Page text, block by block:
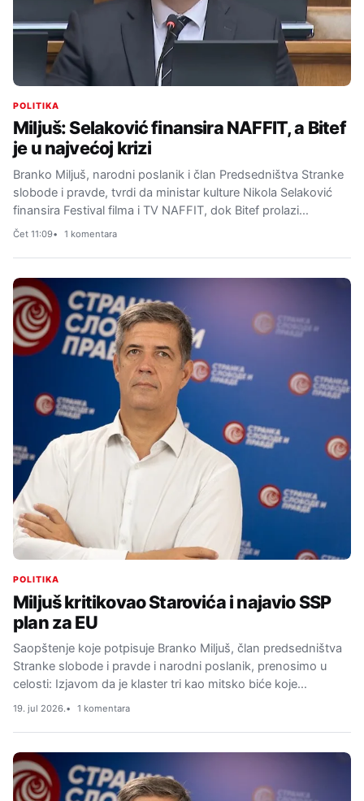
POLITIKA
Miljuš: Selaković finansira NAFFIT, a Bitef
je u najvećoj krizi
Branko Miljuš, narodni poslanik i član Predsedništva Stranke
slobode i pravde, tvrdi da ministar kulture Nikola Selaković
finansira Festival filma i TV NAFFIT, dok Bitef prolazi…
Čet 11:09 1 komentara
POLITIKA
Miljuš kritikovao Starovića i najavio SSP
plan za EU
Saopštenje koje potpisuje Branko Miljuš, član predsedništva
Stranke slobode i pravde i narodni poslanik, prenosimo u
celosti: Izjavom da je klaster tri kao mitsko biće koje…
19. jul 2026. 1 komentara